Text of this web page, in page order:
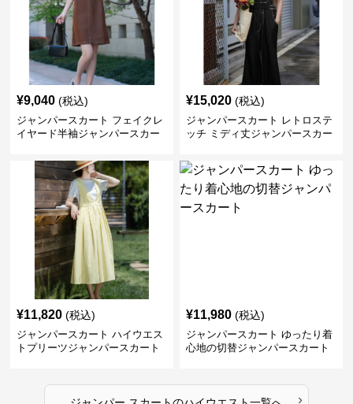
¥9,040 (税込)
ジャンパースカート フェイクレ
イヤード半袖ジャンパースカー
¥15,020 (税込)
ジャンパースカート レトロステ
ッチ ミディ丈ジャンパースカー
¥11,820 (税込)
ジャンパースカート ハイウエス
トプリーツジャンパースカート
¥11,980 (税込)
ジャンパースカート ゆったり着
心地の切替ジャンパースカート
›